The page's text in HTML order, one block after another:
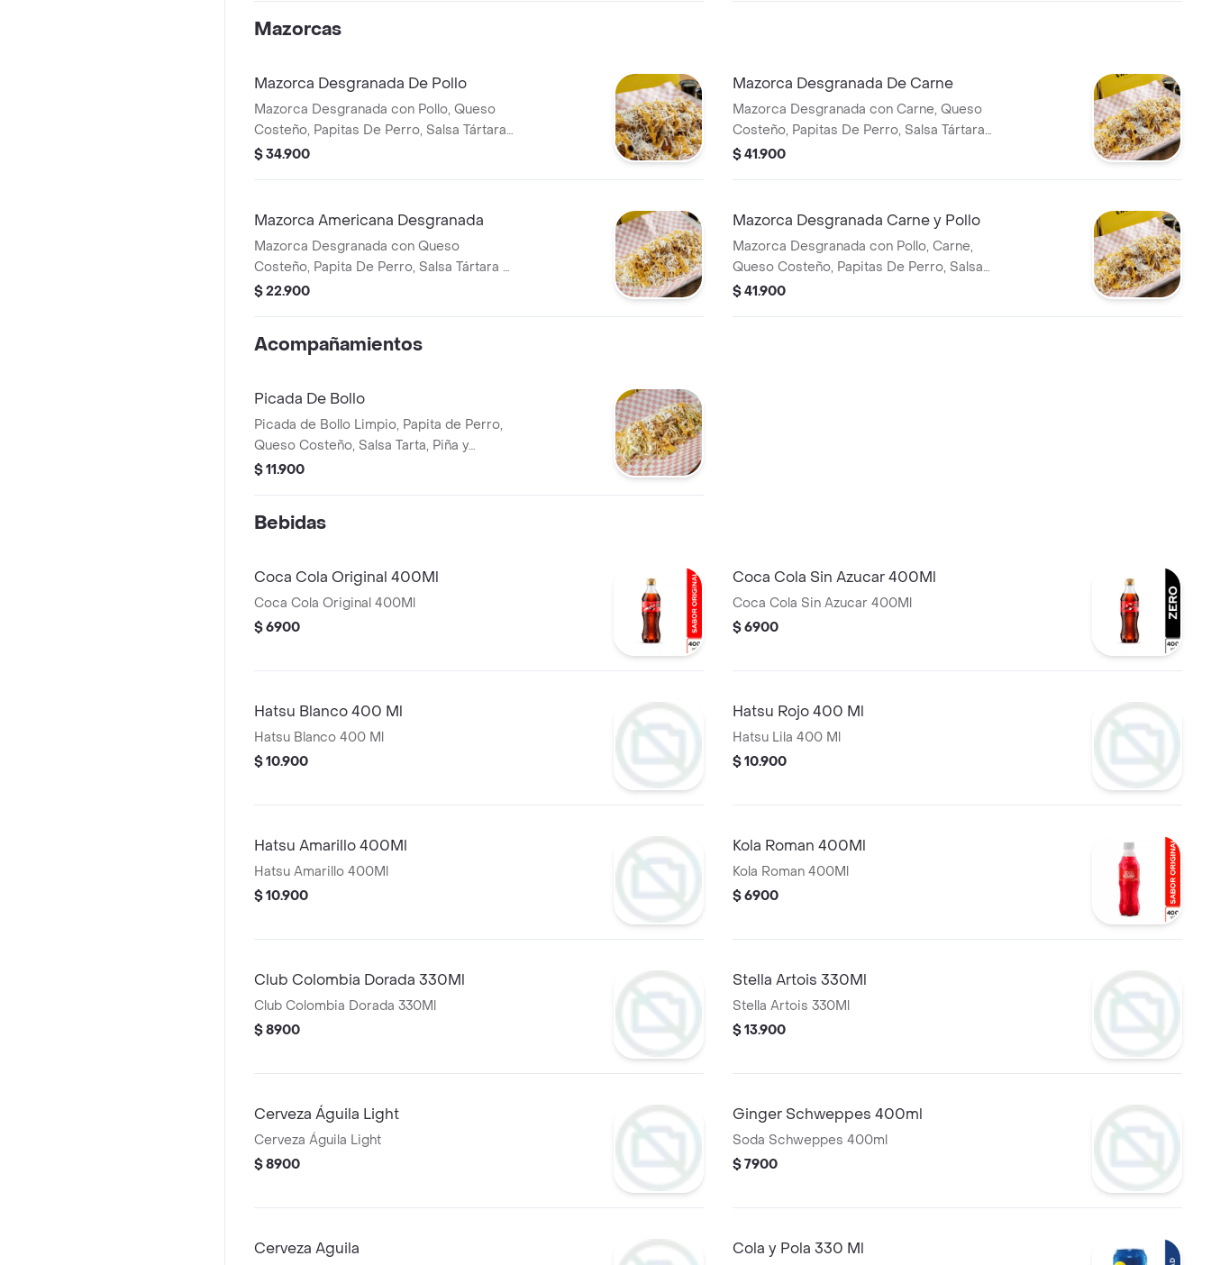
Mazorcas
Mazorca Desgranada De Pollo
Mazorca Desgranada con Pollo, Queso
Costeño, Papitas De Perro, Salsa Tártara
y Chúzales.
$ 34.900
Mazorca Desgranada De Carne
Mazorca Desgranada con Carne, Queso
Costeño, Papitas De Perro, Salsa Tártara
y Chúzales.
$ 41.900
Mazorca Americana Desgranada
Mazorca Desgranada con Queso
Costeño, Papita De Perro, Salsa Tártara y
Chúzales.
$ 22.900
Mazorca Desgranada Carne y Pollo
Mazorca Desgranada con Pollo, Carne,
Queso Costeño, Papitas De Perro, Salsa
Tártara y Chúzales.
$ 41.900
Acompañamientos
Picada De Bollo
Picada de Bollo Limpio, Papita de Perro,
Queso Costeño, Salsa Tarta, Piña y
Chuzales.
$ 11.900
Bebidas
Coca Cola Original 400Ml
Coca Cola Original 400Ml
$ 6900
Coca Cola Sin Azucar 400Ml
Coca Cola Sin Azucar 400Ml
$ 6900
Hatsu Blanco 400 Ml
Hatsu Blanco 400 Ml
$ 10.900
Hatsu Rojo 400 Ml
Hatsu Lila 400 Ml
$ 10.900
Hatsu Amarillo 400Ml
Hatsu Amarillo 400Ml
$ 10.900
Kola Roman 400Ml
Kola Roman 400Ml
$ 6900
Club Colombia Dorada 330Ml
Club Colombia Dorada 330Ml
$ 8900
Stella Artois 330Ml
Stella Artois 330Ml
$ 13.900
Cerveza Águila Light
Cerveza Águila Light
$ 8900
Ginger Schweppes 400ml
Soda Schweppes 400ml
$ 7900
Cerveza Aguila Cola y Pola 330 Ml